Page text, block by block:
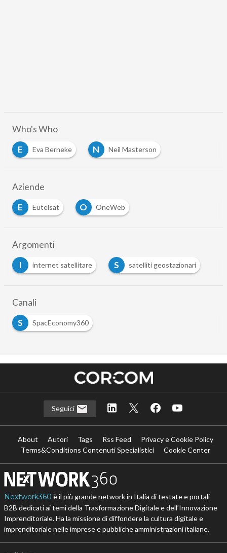
Who's Who
E
Eva Berneke N Neil Masterson
Aziende
E
Eutelsat O OneWeb
Argomenti
I
internet satellitare S satelliti geostazionari
Canali
S
SpacEconomy360
Seguici
About Autori Tags Rss Feed
Privacy e Cookie Policy
Terms&Conditions Contenuti Specialistici
Cookie Center
Nextwork360 è il più grande network in Italia di testate e portali
B2B dedicati ai temi della Trasformazione Digitale e dell’Innovazione
Imprenditoriale. Ha la missione di diffondere la cultura digitale e
imprenditoriale nelle imprese e pubbliche amministrazioni italiane.